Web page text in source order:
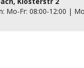
Mo-Fr: 08:00-12:00 |